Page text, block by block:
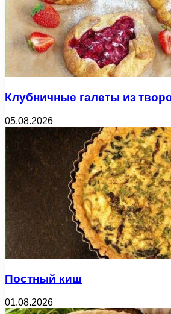
Клубничные галеты из
05.08.2026
Постный киш
01.08.2026